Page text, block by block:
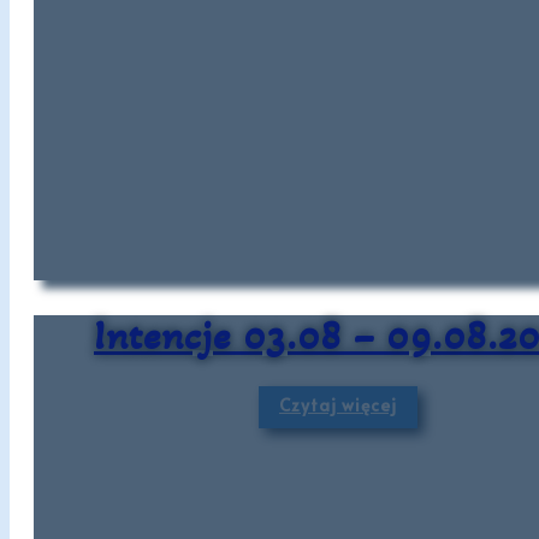
Intencje 03.08 –
Czytaj więcej